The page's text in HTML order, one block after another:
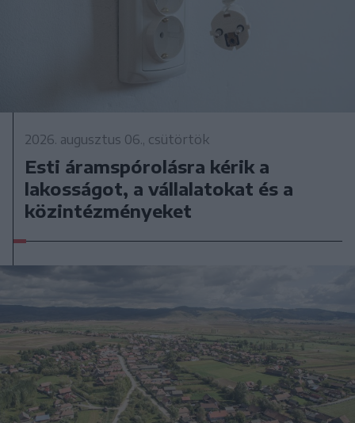
2026. augusztus 06., csütörtök
Esti áramspórolásra kérik a
lakosságot, a vállalatokat és a
közintézményeket